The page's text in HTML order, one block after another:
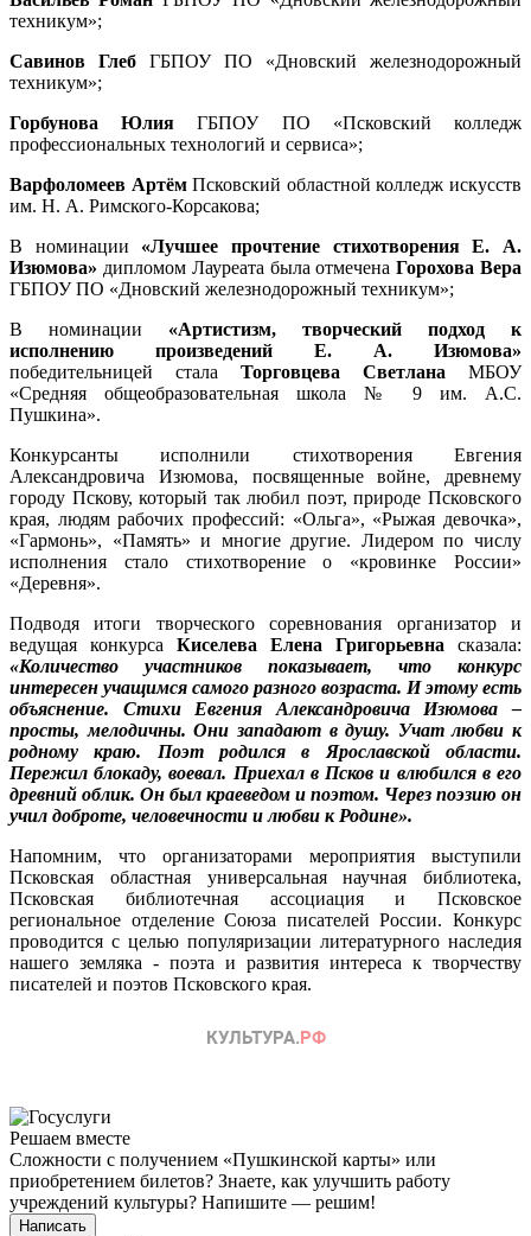
техникум»;
Савинов Глеб ГБПОУ ПО «Дновский железнодорожный
техникум»;
Горбунова ЮлияГБПОУ ПО «Псковский колледж
профессиональных технологий и сервиса»;
Варфоломеев АртёмПсковский областной колледж искусств
им. Н. А. Римского-Корсакова;
В номинации «Лучшее прочтение стихотворения Е. А.
Изюмова» дипломом Лауреата была отмечена Горохова Вера
ГБПОУ ПО «Дновский железнодорожный техникум»;
В номинации «Артистизм, творческий подход к
исполнению произведений Е. А. Изюмова»
победительницей стала
Торговцева Светлана
МБОУ
«Средняя общеобразовательная школа № 9 им. А.С.
Пушкина».
Конкурсанты исполнили стихотворения Евгения
Александровича Изюмова, посвященные войне, древнему
городу Пскову, который так любил поэт, природе Псковского
края, людям рабочих профессий: «Ольга», «Рыжая девочка»,
«Гармонь», «Память» и многие другие. Лидером по числу
исполнения стало стихотворение о «кровинке России»
«Деревня».
Подводя итоги творческого соревнования организатор и
ведущая конкурса Киселева Елена Григорьевна сказала:
«Количество участников показывает, что конкурс
интересен учащимся самого разного возраста. И этому есть
объяснение. Стихи Евгения Александровича Изюмова –
просты, мелодичны. Они западают в душу. Учат любви к
родному краю. Поэт родился в Ярославской области.
Пережил блокаду, воевал. Приехал в Псков и влюбился в его
древний облик. Он был краеведом и поэтом. Через поэзию он
учил доброте, человечности и любви к Родине».
Напомним, что организаторами мероприятия выступили
Псковская областная универсальная научная библиотека,
Псковская библиотечная ассоциация и Псковское
региональное отделение Союза писателей России. Конкурс
проводится с целью популяризации литературного наследия
нашего земляка - поэта и развития интереса к творчеству
писателей и поэтов Псковского края.
Решаем вместе
Сложности с получением «Пушкинской карты» или
приобретением билетов? Знаете, как улучшить работу
учреждений культуры? Напишите — решим!
Написать